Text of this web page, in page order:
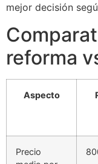
mejor decisión
reforma
Aspecto
Precio